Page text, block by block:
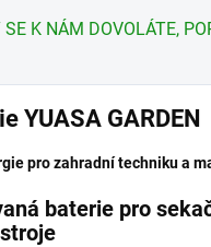
K NÁM DOVOLÁTE,
YUASA GARDEN
pro zahradní techniku a
baterie pro